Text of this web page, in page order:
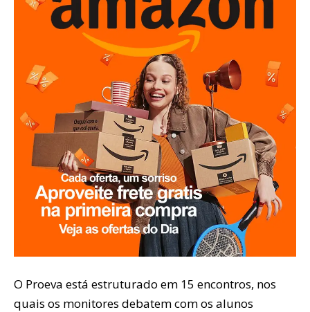
O Proeva está estruturado em 15 encontros, nos
quais os monitores debatem com os alunos